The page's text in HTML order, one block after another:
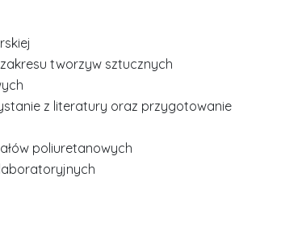
tworzyw sztucznych
z literatury oraz przygotowanie
poliuretanowych